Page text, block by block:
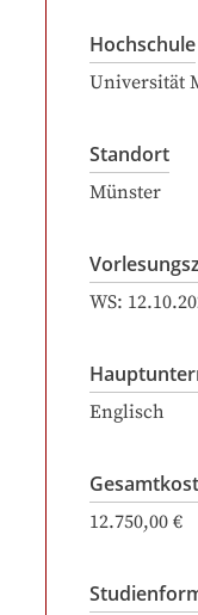
Hochschule
Universität
Standort
Münster
WS:
Englisch
12.750,00 €